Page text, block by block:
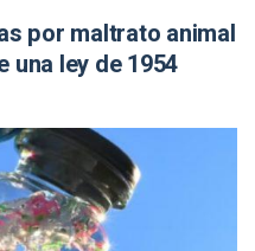
por maltrato animal
una ley de 1954